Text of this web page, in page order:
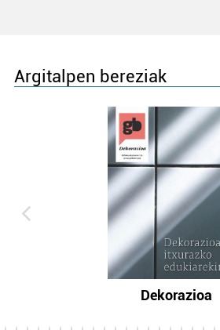
Argitalpen bereziak
Dekorazioa